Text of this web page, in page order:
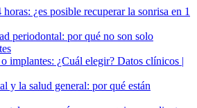
¿es posible recuperar la sonrisa en 1
periodontal: por qué no son solo
implantes: ¿Cuál elegir? Datos clínicos |
y la salud general: por qué están